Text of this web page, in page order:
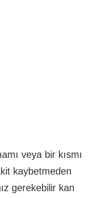
veya bir kısmı
kaybetmeden
gerekebilir kan